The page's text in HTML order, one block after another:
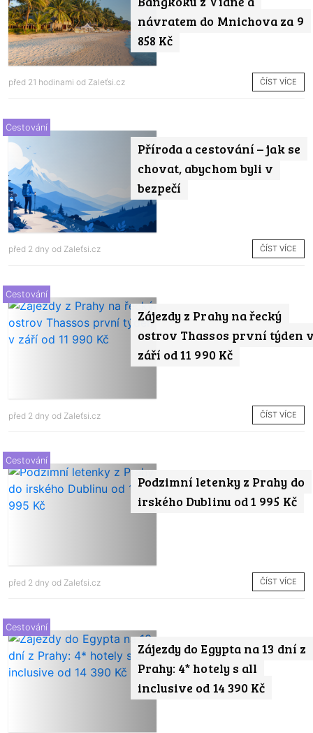
návratem do Mnichova za 9
858 Kč
před 21 hodinami od Zaleťsi.cz ČÍST VÍCE
Příroda a cestování – jak se
chovat, abychom byli v
bezpečí
Cestování
před 2 dny od Zaleťsi.cz ČÍST VÍCE
Zájezdy z Prahy na řecký
ostrov Thassos první týden
září od 11 990 Kč
Cestování
před 2 dny od Zaleťsi.cz ČÍST VÍCE
Podzimní letenky z Prahy do
irského Dublinu od 1 995 Kč
Cestování
před 2 dny od Zaleťsi.cz ČÍST VÍCE
Zájezdy do Egypta na 13 dní z
Prahy: 4* hotely s all
inclusive od 14 390 Kč
Cestování